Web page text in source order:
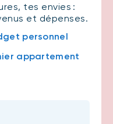
tes envies :
et dépenses.
personnel
appartement